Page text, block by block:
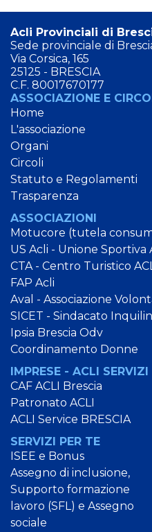
Acli Provinciali di
Sede provinciale di
Via Corsica, 165
25125 - BRESCIA
C.F. 80017670177
ASSOCIAZIONE E
Home
L'associazione
Organi
Circoli
Statuto e Regolamenti
Trasparenza
ASSOCIAZIONI
Motucore (tutela
US Acli - Unione Sportiva
CTA - Centro Turistico
FAP Acli
Aval - Associazione
SICET - Sindacato
Ipsia Brescia Odv
Coordinamento Donne
IMPRESE - ACLI SERVIZI
CAF ACLI Brescia
Patronato ACLI
ACLI Service BRESCIA
SERVIZI PER TE
ISEE e Bonus
Assegno di inclusione,
Supporto formazione
lavoro (SFL) e Assegno
sociale